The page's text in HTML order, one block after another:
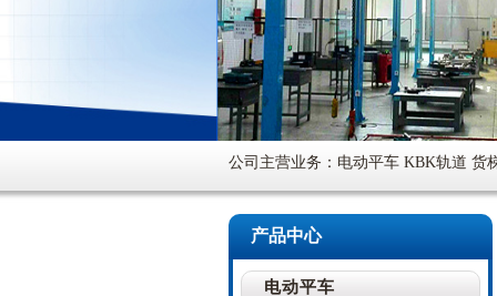
公司主营业务：电动平车 KBK轨道 货
产品中心
电动平车